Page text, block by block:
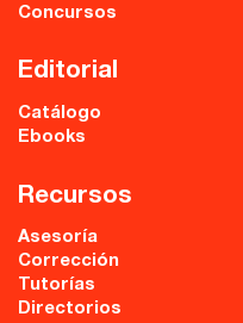
Concursos
Editorial
Catálogo
Ebooks
Recursos
Asesoría
Corrección
Tutorías
Directorios